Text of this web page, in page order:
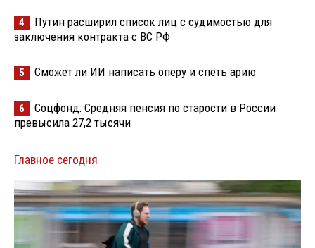
4
Путин расширил список лиц с судимостью для
заключения контракта с ВС РФ
5 Сможет ли ИИ написать оперу и спеть арию
6
Соцфонд: Средняя пенсия по старости в России
превысила 27,2 тысячи
Главное сегодня